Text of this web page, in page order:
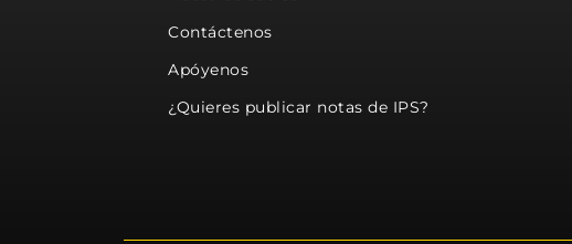
Contáctenos
Apóyenos
¿Quieres publicar notas de IPS?